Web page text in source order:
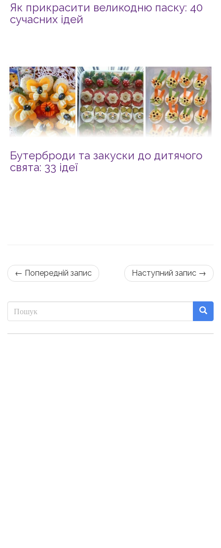
Як прикрасити великодню паску: 40
сучасних ідей
Бутерброди та закуски до дитячого
свята: 33 ідеї
← Попередній запис Наступний запис →